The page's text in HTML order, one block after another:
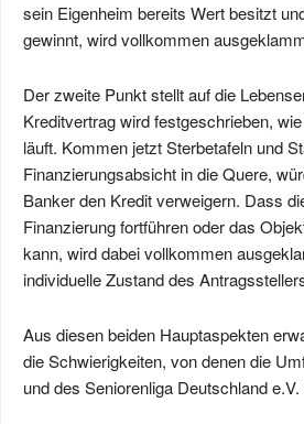
sein Eigenheim bereits Wert besitzt
gewinnt, wird vollkommen
Der zweite Punkt stellt auf die
Kreditvertrag wird festgeschrieben,
läuft. Kommen jetzt Sterbetafeln und
Finanzierungsabsicht in die Quere,
Banker den Kredit verweigern. Dass
Finanzierung fortführen oder das
kann, wird dabei vollkommen
individuelle Zustand des
Aus diesen beiden Hauptaspekten
die Schwierigkeiten, von denen die
und des Seniorenliga Deutschland